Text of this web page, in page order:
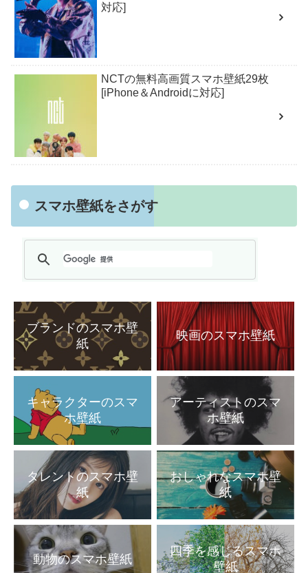
対応]
NCTの無料高画質スマホ壁紙29枚
[iPhone＆Androidに対応]
スマホ壁紙をさがす
ブランドのスマホ壁
紙
映画のスマホ壁紙
キャラクターのスマ
ホ壁紙
アーティストのスマ
ホ壁紙
タレントのスマホ壁
紙
おしゃれなスマホ壁
紙
動物のスマホ壁紙
四季を感じるスマホ
壁紙